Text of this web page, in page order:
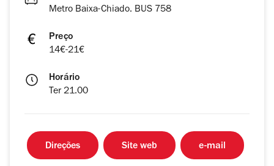
Metro Baixa-Chiado. BUS 758
Preço
14€-21€
Horário
Ter 21.00
Direções Site web e-mail